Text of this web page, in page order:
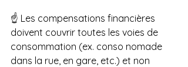
☝ Les compensations financières
doivent couvrir toutes les voies de
consommation (ex. conso nomade
dans la rue, en gare, etc.) et non